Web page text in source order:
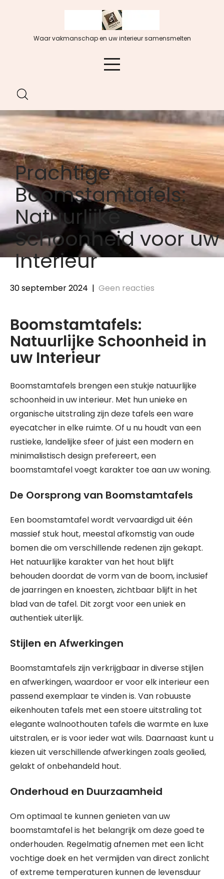
Waar vakmanschap en uw interieur samensmelten
Prachtige
Boomstamtafels:
Natuurlijke
Schoonheid voor uw
Interieur
30 september 2024 | Geen reacties
Boomstamtafels:
Natuurlijke Schoonheid in
uw Interieur
Boomstamtafels brengen een stukje natuurlijke
schoonheid in uw interieur. Met hun unieke en
organische uitstraling zijn deze tafels een ware
eyecatcher in elke ruimte. Of u nu houdt van een
rustieke, landelijke sfeer of juist een modern en
minimalistisch design prefereert, een
boomstamtafel voegt karakter toe aan uw woning.
De Oorsprong van Boomstamtafels
Een boomstamtafel wordt vervaardigd uit één
massief stuk hout, meestal afkomstig van oude
bomen die om verschillende redenen zijn gekapt.
Het natuurlijke karakter van het hout blijft
behouden doordat de vorm van de boom, inclusief
de jaarringen en knoesten, zichtbaar blijft in het
blad van de tafel. Dit zorgt voor een uniek en
authentiek uiterlijk.
Stijlen en Afwerkingen
Boomstamtafels zijn verkrijgbaar in diverse stijlen
en afwerkingen, waardoor er voor elk interieur een
passend exemplaar te vinden is. Van robuuste
eikenhouten tafels met een stoere uitstraling tot
elegante walnoothouten tafels die warmte en luxe
uitstralen, er is voor ieder wat wils. Daarnaast kunt u
kiezen uit verschillende afwerkingen zoals geolied,
gelakt of onbehandeld hout.
Onderhoud en Duurzaamheid
Om optimaal te kunnen genieten van uw
boomstamtafel is het belangrijk om deze goed te
onderhouden. Regelmatig afnemen met een licht
vochtige doek en het vermijden van direct zonlicht
of extreme temperaturen kunnen de levensduur